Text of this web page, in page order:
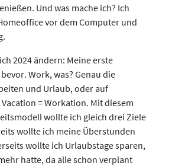
Und was mache ich? Ich
vor dem Computer und
2024 ändern: Meine erste
Work, was? Genau die
und Urlaub, oder auf
= Workation. Mit diesem
wollte ich gleich drei Ziele
wollte ich meine Überstunden
wollte ich Urlaubstage sparen,
hatte, da alle schon verplant